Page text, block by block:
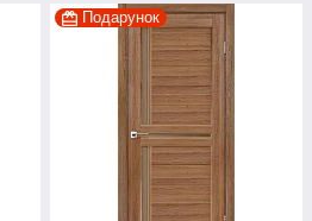
Подарунок